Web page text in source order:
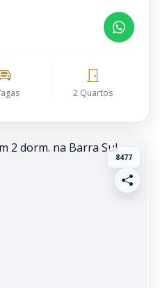
2 Quartos
8477